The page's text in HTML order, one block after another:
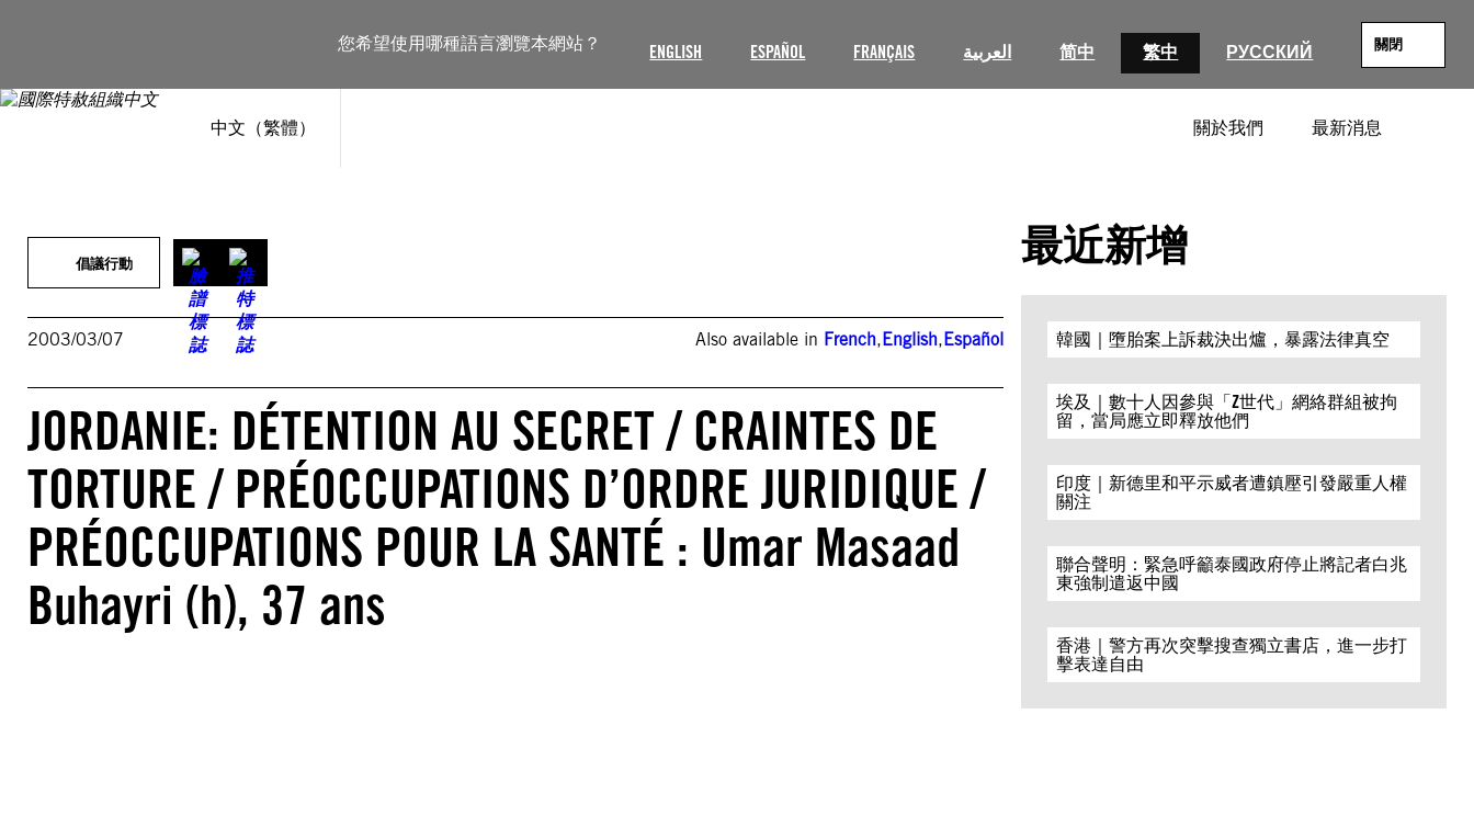
您希望使用哪種語言瀏覽本網站？ ENGLISH ESPAÑOL FRANÇAIS العربية 简中 繁中 РУССКИЙ 關閉
中文（繁體） 關於我們 最新消息
內
倡議行動
2003/03/07 Also available in French,English,Español
JORDANIE: DÉTENTION AU SECRET / CRAINTES DE
TORTURE / PRÉOCCUPATIONS D’ORDRE JURIDIQUE /
PRÉOCCUPATIONS POUR LA SANTÉ : Umar Masaad
Buhayri (h), 37 ans
最近新增
韓國｜墮胎案上訴裁決出爐，暴露法律真空
埃及｜數十人因參與「Z世代」網絡群組被拘
留，當局應立即釋放他們
印度｜新德里和平示威者遭鎮壓引發嚴重人權
關注
聯合聲明：緊急呼籲泰國政府停止將記者白兆
東強制遣返中國
香港｜警方再次突擊搜查獨立書店，進一步打
擊表達自由